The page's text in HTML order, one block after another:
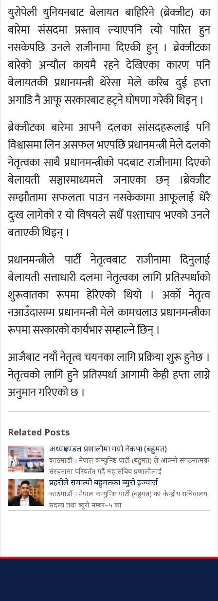
युरोपेली युनियनबाट बेलायत बाहिरिने (ब्रेक्जीट) का
बारेमा संसदमा प्रस्ताव ल्याएपनि त्यो पारित हुन
नसकेपछि उनले राजीनामा दिएकी हुन् । ब्रेक्जीटका
बारेको अन्यौल कायमै रहने देखिएका कारण पनि
बेलायतकी प्रधानमन्त्री थेरेसा मेले करिब दुई हप्ता
अगाडि नै आफू सरकारबाट हट्ने घोषणा गरेकी थिइन् ।
ब्रेक्जीटका बारेमा आफ्नै दलका सांसदहरूलाई पनि
विश्वासमा लिन असफल भएपछि प्रधानमन्त्री मेले दलको
नेतृत्वका साथै प्रधानमन्त्रीको पदबाट राजीनामा दिएको
बेलायती सञ्चारमाध्यमले जनाएका छन् ।ब्रेक्जीट
सम्झौतामा सफलता पाउन नसकेकामा आफूलाई धेरै
दुःख लागेको र यो विषयले सधैँ पश्ताचाप भएको उनले
बताएकी थिइन् ।
प्रधानमन्त्रीले पार्टी नेतृत्वबाट राजीनामा दिनुलाई
बेलायती सत्ताधारी दलमा नेतृत्वका लागि प्रतिस्पर्धाको
शुरूवातका रूपमा हेरिएको थियो । अर्को नेतृत्व
नआउँदासम्म प्रधानमन्त्री मेले कामचलाउ प्रधानमन्त्रीका
रूपमा सरकारको कार्यभार सम्हाल्ने छिन् ।
आजैबाट नयाँ नेतृत्व चयनका लागि प्रक्रिया शुरू हुनेछ ।
नेतृत्वको लागि हुने प्रतिस्पर्धा आगामी केही हप्ता लाग्ने
अनुमान गरिएको छ ।
Related Posts
अध्यक्षमण्डल प्रणालीमा गयो नेकपा (बहुमत)
काठमाडौं । नेपाल कम्युनिष्ट पार्टी (बहुमत) ले आफ्नो संगठनात्मक
संरचनामा परिवर्तन गर्दै महासचिव प्रणालीलाई
प्रहरीले समात्यो बहुमतका ब्युरो इञ्चार्ज
काठमाडौं । नेपाल कम्युनिष्ट पार्टी (बहुमत) का केन्द्रीय सचिवालय
सदस्य तथा ब्युरो नम्बर–५ का